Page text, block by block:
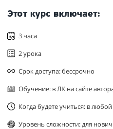
Этот курс включает:
3 часа
2 урока
Срок доступа: бессрочно
Обучение: в ЛК на сайте
Когда будете учиться: в
Уровень сложности: для